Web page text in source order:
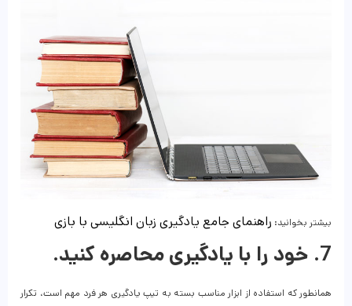
بیشتر بخوانید: راهنمای جامع یادگیری زبان انگلیسی با بازی
7. خود را با یادگیری محاصره کنید.
همانطور که استفاده از ابزار مناسب بسته به تیپ یادگیری هر فرد مهم است، تکرار